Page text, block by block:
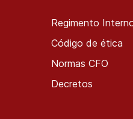
Regimento
Código de ética
Normas CFO
Decretos